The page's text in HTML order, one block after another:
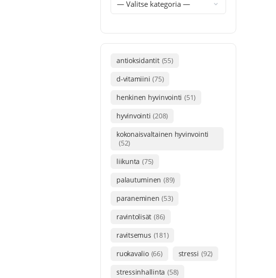
antioksidantit (55)
d-vitamiini (75)
henkinen hyvinvointi (51)
hyvinvointi (208)
kokonaisvaltainen hyvinvointi
(52)
liikunta (75)
palautuminen (89)
paraneminen (53)
ravintolisät (86)
ravitsemus (181)
ruokavalio (66) stressi (92)
stressinhallinta (58)